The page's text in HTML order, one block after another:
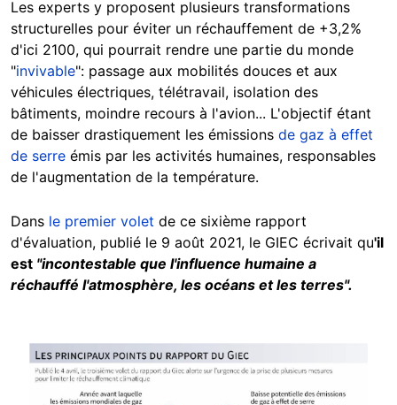
Les experts y proposent plusieurs transformations
structurelles pour éviter un réchauffement de +3,2%
d'ici 2100, qui pourrait rendre une partie du monde
"invivable": passage aux mobilités douces et aux
véhicules électriques, télétravail, isolation des
bâtiments, moindre recours à l'avion... L'objectif étant
de baisser drastiquement les émissions de gaz à effet
de serre émis par les activités humaines, responsables
de l'augmentation de la température.
Dans le premier volet de ce sixième rapport
d'évaluation, publié le 9 août 2021, le GIEC écrivait qu'il
est "incontestable que l'influence humaine a
réchauffé l'atmosphère, les océans et les terres".
Image